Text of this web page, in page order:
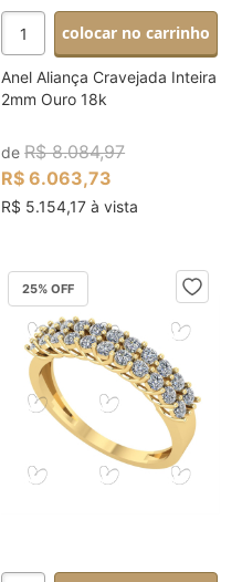
colocar no carrinho
Anel Aliança Cravejada Inteira
2mm Ouro 18k
deR$ 8.084,97
R$ 6.063,73
R$ 5.154,17 à vista
25% OFF